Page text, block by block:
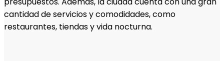
cantidad de servicios y comodidades, como
restaurantes, tiendas y vida nocturna.